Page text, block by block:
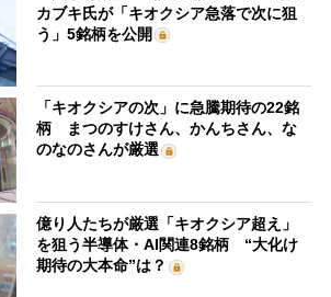
カブキ氏が「キオクシア急落で次に狙
う」5銘柄を公開
「キオクシアの次」に急騰期待の22銘
柄 まつのすけさん、かんちさん、な
のなのさんが厳選
億り人たちが厳選「キオクシア超え」
を狙う半導体・AI関連8銘柄 “大化け
期待の大本命”は？